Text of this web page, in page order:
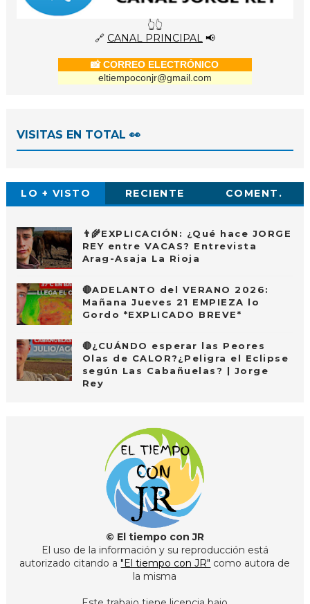
👆👆
🔗 CANAL PRINCIPAL📢
📸 CORREO ELECTRÓNICO
eltiempoconjr@gmail.com
VISITAS EN TOTAL 👀
LO + VISTO RECIENTE COMENT.
👨‍🌾EXPLICACIÓN: ¿Qué hace JORGE
REY entre VACAS? Entrevista
Arag-Asaja La Rioja
🔴ADELANTO del VERANO 2026:
Mañana Jueves 21 EMPIEZA lo
Gordo *EXPLICADO BREVE*
🔴¿CUÁNDO esperar las Peores
Olas de CALOR?¿Peligra el Eclipse
según Las Cabañuelas? | Jorge
Rey
© El tiempo con JR
El uso de la información y su reproducción está
autorizado citando a "El tiempo con JR" como autora de
la misma